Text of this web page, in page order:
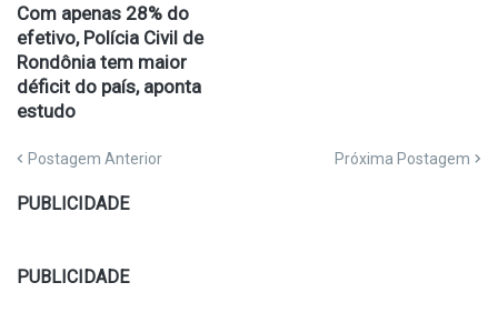
Com apenas 28% do
efetivo, Polícia Civil de
Rondônia tem maior
déficit do país, aponta
estudo
Postagem Anterior Próxima Postagem
PUBLICIDADE
PUBLICIDADE